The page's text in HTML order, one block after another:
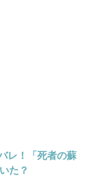
レ！「死者の蘇
た？